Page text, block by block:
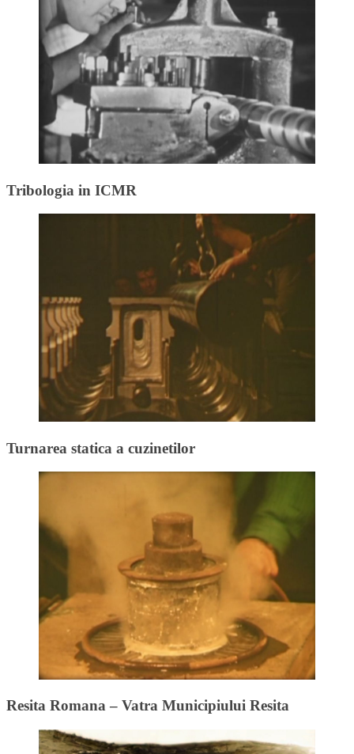
Tribologia in ICMR
Turnarea statica a cuzinetilor
Resita Romana – Vatra Municipiului Resita